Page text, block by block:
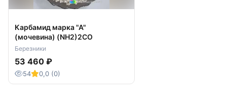
Карбамид марка "А"
(мочевина) (NH2)2CO
Березники
53 460 ₽
54 0,0 (0)